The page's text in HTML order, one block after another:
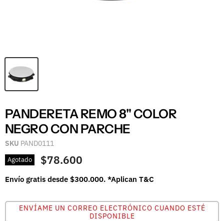
PANDERETA REMO 8" COLOR
NEGRO CON PARCHE
SKU PAND0111
Agotado $78.600
Envío gratis desde $300.000. *Aplican T&C
ENVÍAME UN CORREO ELECTRÓNICO CUANDO ESTÉ
DISPONIBLE